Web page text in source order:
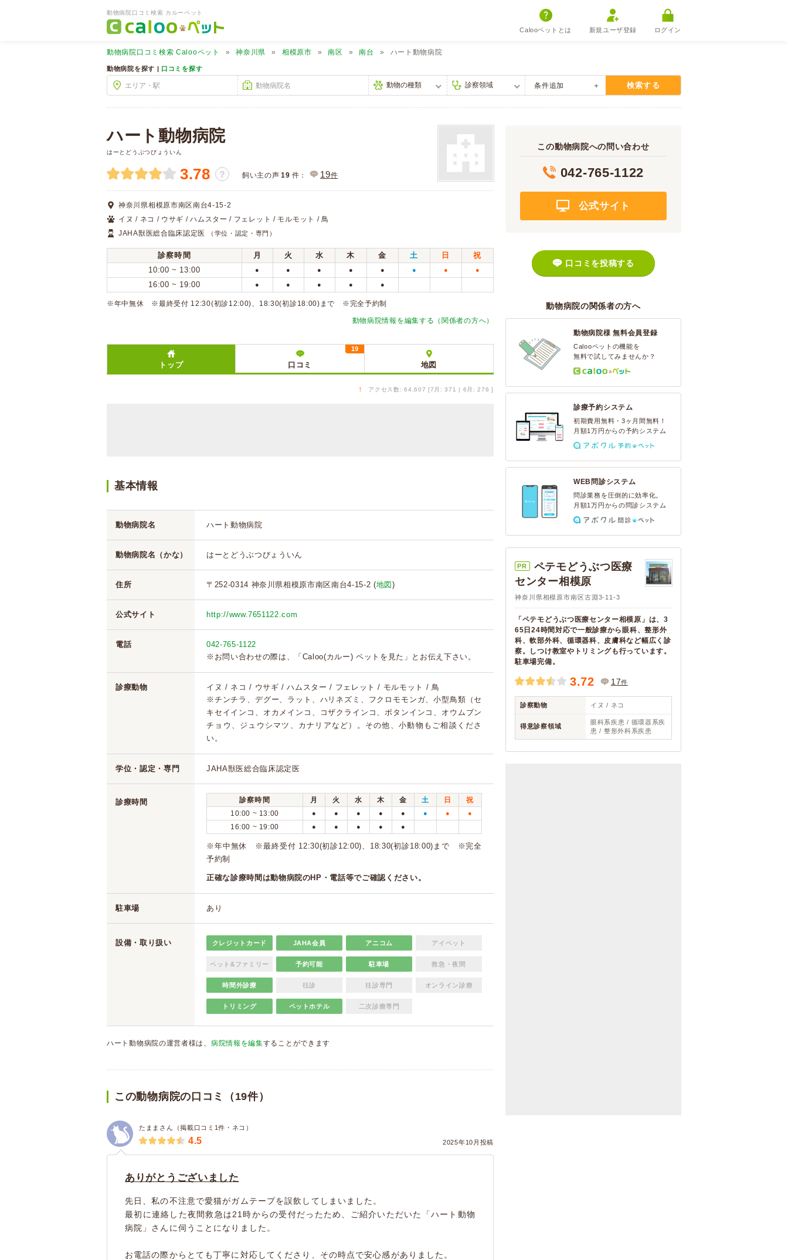
動物病院口コミ検索 カルーペット
Calooペットとは 新規ユーザ登録 ログイン
動物病院口コミ検索 Calooペット 神奈川県 相模原市 南区 南台 ハート動物病院
動物病院を探す | 口コミを探す
条件追加 検索する
ハート動物病院
はーとどうぶつびょういん
3.78 ？ 飼い主の声 19 件： 19件
神奈川県相模原市南区南台4-15-2
イヌ / ネコ / ウサギ / ハムスター / フェレット / モルモット / 鳥
JAHA獣医総合臨床認定医
（学位・認定・専門）
診察時間 月 火 水 木 金 土 日
祝
10:00 ~ 13:00
● ● ● ● ● ● ● ●
16:00 ~ 19:00 ● ● ● ● ●
※年中無休 ※最終受付 12:30(初診12:00)、18:30(初診18:00)まで ※完全予約制
動物病院情報を編集する（関係者の方へ）
トップ 口コミ
19
地図
↑ アクセス数: 64,607 [7月: 371 | 6月: 276 ]
基本情報
動物病院名 ハート動物病院
動物病院名（かな） はーとどうぶつびょういん
住所 〒252-0314 神奈川県相模原市南区南台4-15-2 (地図 )
公式サイト http://www.7651122.com
電話
042-765-1122
※お問い合わせの際は、「Caloo(カルー) ペットを見た」とお伝え下さい。
診療動物
イヌ / ネコ / ウサギ / ハムスター / フェレット / モルモット / 鳥
※チンチラ、デグー、ラット、ハリネズミ、フクロモモンガ、小型鳥類（セ
キセイインコ、オカメインコ、コザクラインコ、ボタンインコ、オウムブン
チョウ、ジュウシマツ、カナリアなど）。その他、小動物もご相談くださ
い。
学位・認定・専門 JAHA獣医総合臨床認定医
診療時間 診察時間 月 火 水 木 金 土 日
祝
10:00 ~ 13:00
● ● ● ● ● ● ● ●
16:00 ~ 19:00 ● ● ● ● ●
※年中無休 ※最終受付 12:30(初診12:00)、18:30(初診18:00)まで ※完全
予約制
正確な診療時間は動物病院のHP・電話等でご確認ください。
駐車場 あり
設備・取り扱い クレジットカード JAHA会員 アニコム アイペット
ペット&ファミリー 予約可能 駐車場 救急・夜間
時間外診療 往診 往診専門 オンライン診療
トリミング ペットホテル 二次診療専門
ハート動物病院の運営者様は、 病院情報を編集することができます
この動物病院の口コミ（19件）
たままさん（掲載口コミ1件・ネコ）
2025年10月投稿
4.5
ありがとうございました
先日、私の不注意で愛猫がガムテープを誤飲してしまいました。
最初に連絡した夜間救急は21時からの受付だったため、ご紹介いただいた「ハート動物
病院」さんに伺うことになりました。
お電話の際からとても丁寧に対応してくださり、その時点で安心感がありました。
この動物病院への問い合わせ
042-765-1122
公式サイト
口コミを投稿する
動物病院の関係者の方へ
動物病院様 無料会員登録
Calooペットの機能を
無料で試してみませんか？
診療予約システム
初期費用無料・3ヶ月間無料！
月額1万円からの予約システム
WEB問診システム
問診業務を圧倒的に効率化。
月額1万円からの問診システム
PR
ペテモどうぶつ医療
センター相模原
神奈川県相模原市南区古淵3-11-3
「ペテモどうぶつ医療センター相模原」は、3
65日24時間対応で一般診療から眼科、整形外
科、軟部外科、循環器科、皮膚科など幅広く診
察。しつけ教室やトリミングも行っています。
駐車場完備。
3.72 17件
診察動物 イヌ / ネコ
得意診察領域
眼科系疾患 / 循環器系疾
患 / 整形外科系疾患